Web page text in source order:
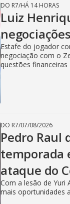
DO R7/HÁ 14 HORAS
Luiz
Estafe do jogador
negociação com o
questões financeiras
DO R7/07/08/2026
Pedro Raul
temporada
ataque do
Com a lesão de Yuri
mais oportunidades